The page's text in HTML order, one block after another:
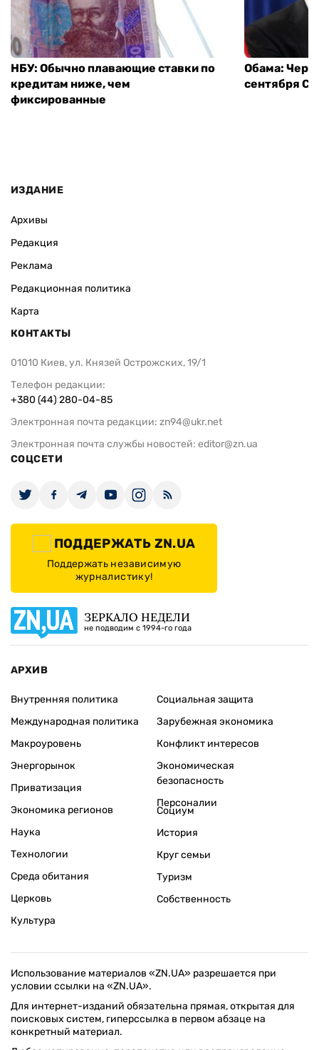
НБУ: Обычно плавающие ставки по
кредитам ниже, чем
фиксированные
Обама:
сентября
ИЗДАНИЕ
Архивы
Редакция
Реклама
Редакционная политика
Карта
КОНТАКТЫ
01010 Киев, ул. Князей Острожских, 19/1
Телефон редакции:
+380 (44) 280-04-85
Электронная почта редакции: zn94@ukr.net
Электронная почта службы новостей: editor@zn.ua
СОЦСЕТИ
ПОДДЕРЖАТЬ ZN.UA
Поддержать независимую
журналистику!
ЗЕРКАЛО НЕДЕЛИ
не подводим с 1994-го года
АРХИВ
Внутренняя политика
Международная политика
Макроуровень
Энергорынок
Приватизация
Экономика регионов
Социальная защита
Зарубежная экономика
Конфликт интересов
Экономическая
безопасность
Персоналии
Наука
Технологии
Среда обитания
Церковь
Культура
Социум
История
Круг семьи
Туризм
Собственность
Использование материалов «ZN.UA» разрешается при
условии ссылки на «ZN.UA».
Для интернет-изданий обязательна прямая, открытая для
поисковых систем, гиперссылка в первом абзаце на
конкретный материал.